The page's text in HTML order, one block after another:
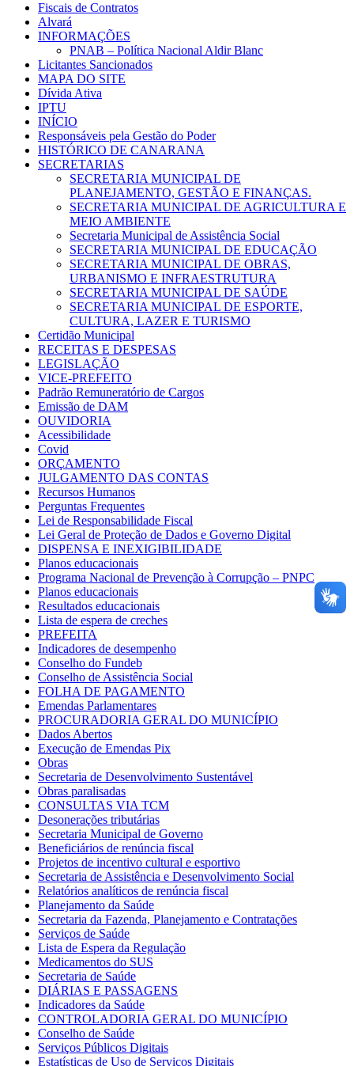
Fiscais de Contratos
Alvará
INFORMAÇÕES
PNAB – Política Nacional Aldir Blanc
Licitantes Sancionados
MAPA DO SITE
Dívida Ativa
IPTU
INÍCIO
Responsáveis pela Gestão do Poder
HISTÓRICO DE CANARANA
SECRETARIAS
SECRETARIA MUNICIPAL DE
PLANEJAMENTO, GESTÃO E FINANÇAS.
SECRETARIA MUNICIPAL DE AGRICULTURA E
MEIO AMBIENTE
Secretaria Municipal de Assistência Social
SECRETARIA MUNICIPAL DE EDUCAÇÃO
SECRETARIA MUNICIPAL DE OBRAS,
URBANISMO E INFRAESTRUTURA
SECRETARIA MUNICIPAL DE SAÚDE
SECRETARIA MUNICIPAL DE ESPORTE,
CULTURA, LAZER E TURISMO
Certidão Municipal
RECEITAS E DESPESAS
LEGISLAÇÃO
VICE-PREFEITO
Padrão Remuneratório de Cargos
Emissão de DAM
OUVIDORIA
Acessibilidade
Covid
ORÇAMENTO
JULGAMENTO DAS CONTAS
Recursos Humanos
Perguntas Frequentes
Lei de Responsabilidade Fiscal
Lei Geral de Proteção de Dados e Governo Digital
DISPENSA E INEXIGIBILIDADE
Planos educacionais
Programa Nacional de Prevenção à Corrupção – PNPC
Planos educacionais
Resultados educacionais
Lista de espera de creches
PREFEITA
Indicadores de desempenho
Conselho do Fundeb
Conselho de Assistência Social
FOLHA DE PAGAMENTO
Emendas Parlamentares
PROCURADORIA GERAL DO MUNICÍPIO
Dados Abertos
Execução de Emendas Pix
Obras
Secretaria de Desenvolvimento Sustentável
Obras paralisadas
CONSULTAS VIA TCM
Desonerações tributárias
Secretaria Municipal de Governo
Beneficiários de renúncia fiscal
Projetos de incentivo cultural e esportivo
Secretaria de Assistência e Desenvolvimento Social
Relatórios analíticos de renúncia fiscal
Planejamento da Saúde
Secretaria da Fazenda, Planejamento e Contratações
Serviços de Saúde
Lista de Espera da Regulação
Medicamentos do SUS
Secretaria de Saúde
DIÁRIAS E PASSAGENS
Indicadores da Saúde
CONTROLADORIA GERAL DO MUNICÍPIO
Conselho de Saúde
Serviços Públicos Digitais
Estatísticas de Uso de Serviços Digitais